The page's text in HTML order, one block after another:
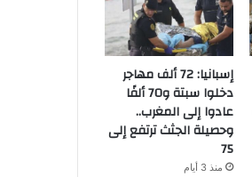
إسبانيا: 72 ألف مهاجر
دخلوا سبتة و70 ألفًا
عادوا إلى المغرب..
وحصيلة الجثث ترتفع إلى
75
منذ 3 أيام